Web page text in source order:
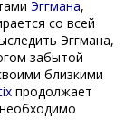
Эггмана,
со всей
Эггмана,
забытой
близкими
продолжает